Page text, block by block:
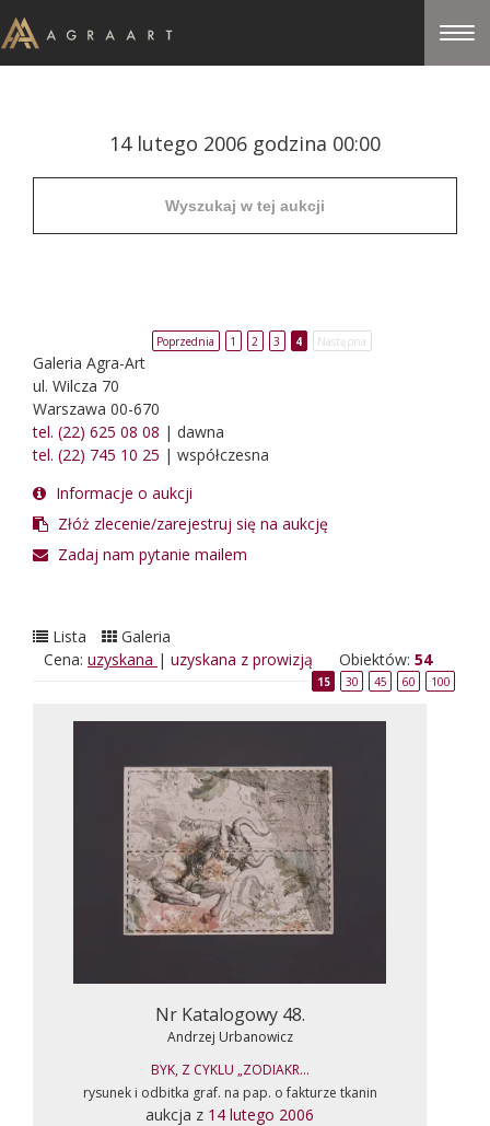
14 lutego 2006 godzina 00:00
Poprzednia 1 2 3 4 Następna
Galeria Agra-Art
ul. Wilcza 70
Warszawa 00-670
tel. (22) 625 08 08 | dawna
tel. (22) 745 10 25 | współczesna
Informacje o aukcji
Złóż zlecenie/zarejestruj się na aukcję
Zadaj nam pytanie mailem
Lista
Galeria
Cena: uzyskana | uzyskana z prowizją Obiektów: 54
15 30 45 60 100
Nr Katalogowy 48.
Andrzej Urbanowicz
BYK, Z CYKLU „ZODIAKR...
rysunek i odbitka graf. na pap. o fakturze tkanin
aukcja z 14 lutego 2006